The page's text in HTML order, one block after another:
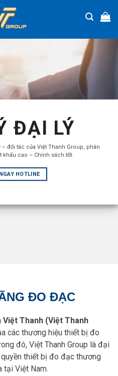
ĐẠI LÝ
đối tác của Việt Thanh Group, phân
khấu cao – Chính sách tốt.
HOTLINE
ĐO ĐẠC
Thanh (Việt Thanh
các thương hiệu thiết bị đo
đó, Việt Thanh Group là đại
thiết bị đo đạc thương
tại Việt Nam.